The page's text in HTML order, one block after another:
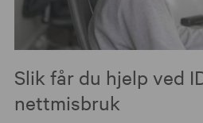
Slik får du hjelp ved
nettmisbruk